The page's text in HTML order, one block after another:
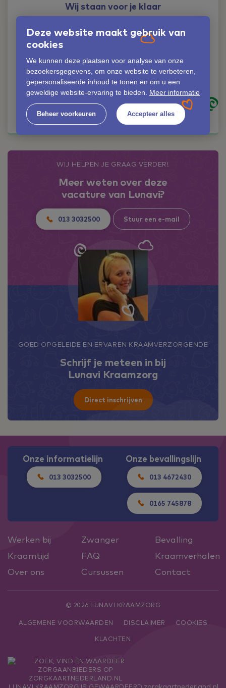
Deze website maakt gebruik van
cookies
We kunnen deze plaatsen voor analyse van onze
bezoekersgegevens, om onze website te verbeteren,
gepersonaliseerde inhoud te tonen en om u een
geweldige website-ervaring te bieden. Meer informatie
Beheer voorkeuren Accepteer alles
Wij staan voor je klaar
persoonlijk spreken?
Lianne Cleijsen
06-42352953
lianne.cleijsen@lunavi.nl
Kom in contact
WIJ HELPEN JE GRAAG VERDER!
Meer weten over deze
vacature van Lunavi?
013 3032500 Stuur een e-mail
GOED OPGELEIDE EN ERVAREN KRAAMVERZORGENDE
Schrijf je meteen in bij
Lunavi Kraamzorg
Direct inschrijven
Onze informatielijn
013 3032500
Onze bevallingslijn
013 4672430
0165 745878
Werken bij Zwanger
Bevalling
Kraamtijd
FAQ
Kraamverhalen
Over ons
Cursussen Contact
© 2026 LUNAVI KRAAMZORG
ALGEMENE VOORWAARDEN DISCLAIMER
COOKIES
KLACHTEN
LUNAVI KRAAMZORG IS GEWAARDEERD